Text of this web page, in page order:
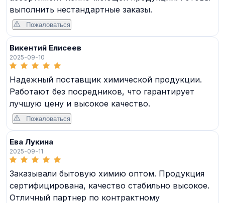
выполнить нестандартные заказы.
Пожаловаться
Викентий Елисеев
2025-09-10
Надежный поставщик химической продукции.
Работают без посредников, что гарантирует
лучшую цену и высокое качество.
Пожаловаться
Ева Лукина
2025-09-11
Заказывали бытовую химию оптом. Продукция
сертифицирована, качество стабильно высокое.
Отличный партнер по контрактному